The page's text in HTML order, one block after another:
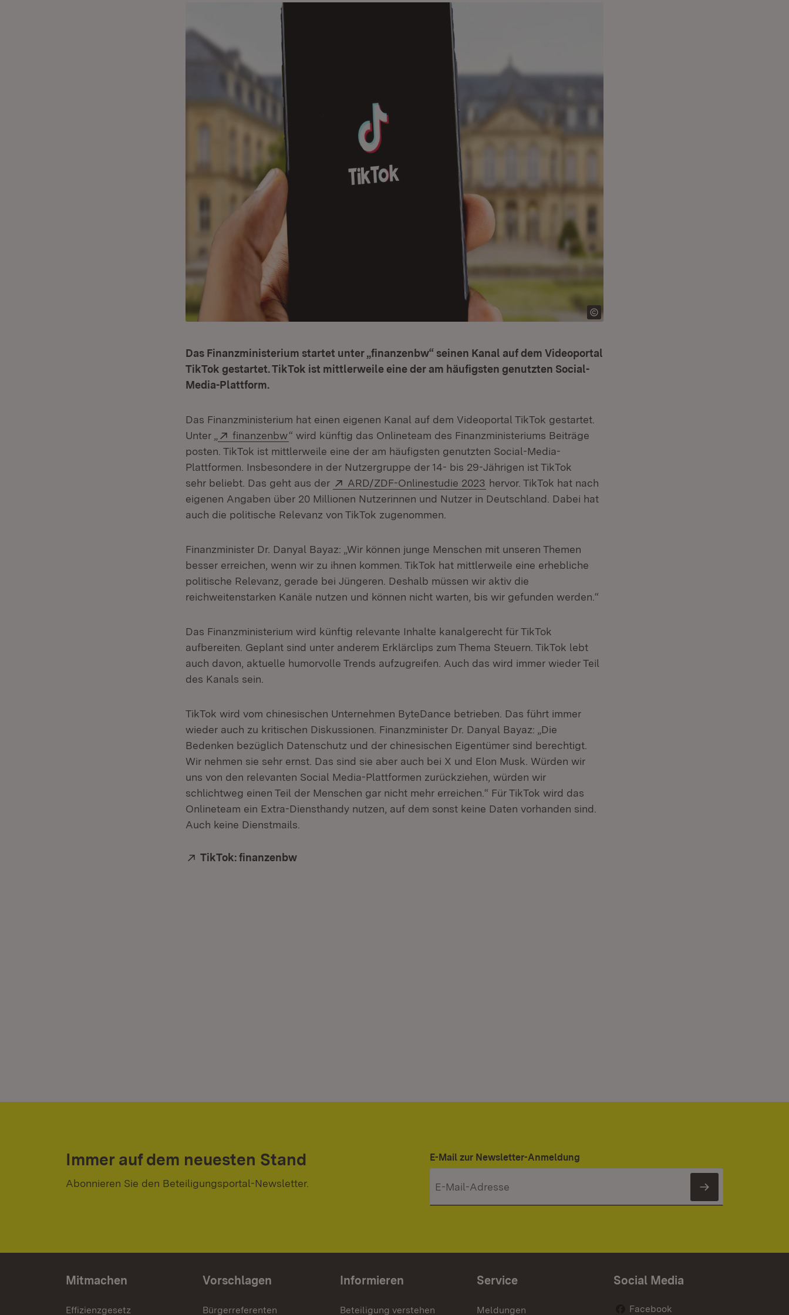
Das Finanzministerium startet unter „finanzenbw“ seinen Kanal auf dem Videoportal
TikTok gestartet. TikTok ist mittlerweile eine der am häufigsten genutzten Social-
Media-Plattform.
Das Finanzministerium hat einen eigenen Kanal auf dem Videoportal TikTok gestartet.
Unter „
Extern:
finanzenbw(Öffnet in neuem Fenster)
“ wird künftig das Onlineteam des Finanzministeriums Beiträge
posten. TikTok ist mittlerweile eine der am häufigsten genutzten Social-Media-
Plattformen. Insbesondere in der Nutzergruppe der 14- bis 29-Jährigen ist TikTok
sehr beliebt. Das geht aus der
Extern:
ARD/ZDF-Onlinestudie 2023 (Öffnet in neuem Fenster)
hervor. TikTok hat nach
eigenen Angaben über 20 Millionen Nutzerinnen und Nutzer in Deutschland. Dabei hat
auch die politische Relevanz von TikTok zugenommen.
Finanzminister Dr. Danyal Bayaz: „Wir können junge Menschen mit unseren Themen
besser erreichen, wenn wir zu ihnen kommen. TikTok hat mittlerweile eine erhebliche
politische Relevanz, gerade bei Jüngeren. Deshalb müssen wir aktiv die
reichweitenstarken Kanäle nutzen und können nicht warten, bis wir gefunden werden.“
Das Finanzministerium wird künftig relevante Inhalte kanalgerecht für TikTok
aufbereiten. Geplant sind unter anderem Erklärclips zum Thema Steuern. TikTok lebt
auch davon, aktuelle humorvolle Trends aufzugreifen. Auch das wird immer wieder Teil
des Kanals sein.
TikTok wird vom chinesischen Unternehmen ByteDance betrieben. Das führt immer
wieder auch zu kritischen Diskussionen. Finanzminister Dr. Danyal Bayaz: „Die
Bedenken bezüglich Datenschutz und der chinesischen Eigentümer sind berechtigt.
Wir nehmen sie sehr ernst. Das sind sie aber auch bei X und Elon Musk. Würden wir
uns von den relevanten Social Media-Plattformen zurückziehen, würden wir
schlichtweg einen Teil der Menschen gar nicht mehr erreichen.“ Für TikTok wird das
Onlineteam ein Extra-Diensthandy nutzen, auf dem sonst keine Daten vorhanden sind.
Auch keine Dienstmails.
Extern:
TikTok: finanzenbw
Immer auf dem neuesten Stand
Abonnieren Sie den Beteiligungsportal-Newsletter.
E-Mail zur Newsletter-Anmeldung
Newsletter
Mitmachen
Effizienzgesetz
Vorschlagen
Bürgerreferenten
Informieren
Beteiligung verstehen
Service
Meldungen
Social Media
Facebook